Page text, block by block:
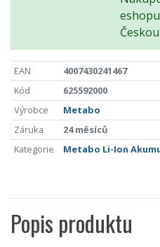
EAN
4007430241467
Kód
625592000
Výrobce
Metabo
Záruka
24 měsíců
Kategorie
Metabo Li-Ion
Popis produktu